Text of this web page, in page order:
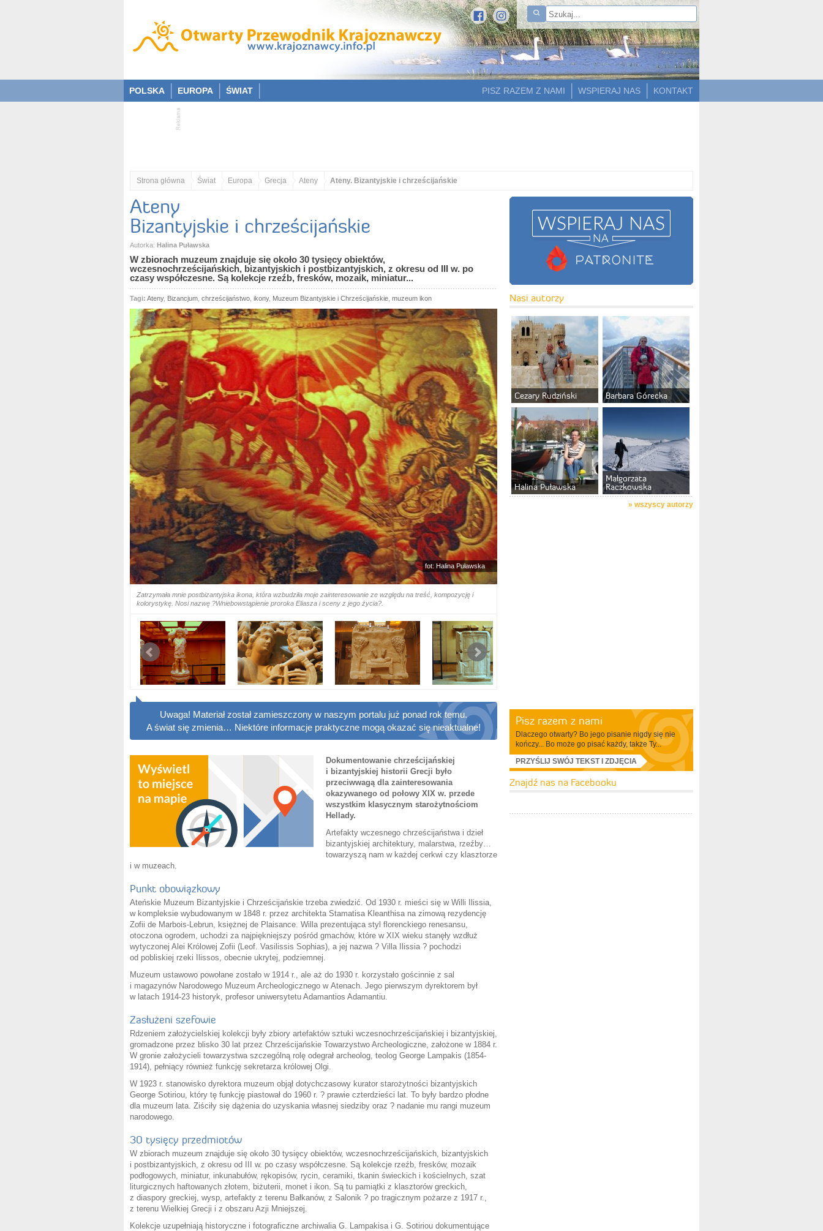
POLSKA EUROPA ŚWIAT KONTAKT
WSPIERAJ NAS
PISZ RAZEM Z NAMI
Strona główna Świat Europa Grecja Ateny Ateny. Bizantyjskie i chrześcijańskie
Ateny
Bizantyjskie i chrześcijańskie
Autorka: Halina Puławska
W zbiorach muzeum znajduje się około 30 tysięcy obiektów,
wczesnochrześcijańskich, bizantyjskich i postbizantyjskich, z okresu od III w. po
czasy współczesne. Są kolekcje rzeźb, fresków, mozaik, miniatur...
Tagi: Ateny, Bizancjum chrześcijaństwo ikony, Muzeum Bizantyjskie i Chrześcijańskie muzeum ikon
fot: Halina Puławska
Zatrzymała mnie postbizantyjska ikona, która wzbudziła moje zainteresowanie ze względu na treść, kompozycję i
kolorystykę. Nosi nazwę ?Wniebowstąpienie proroka Eliasza i sceny z jego życia?.
Uwaga! Materiał został zamieszczony w naszym portalu już ponad rok temu.
A świat się zmienia… Niektóre informacje praktyczne mogą okazać się nieaktualne!
Dokumentowanie chrześcijańskiej
i bizantyjskiej historii Grecji było
przeciwwagą dla zainteresowania
okazywanego od połowy XIX w. przede
wszystkim klasycznym starożytnościom
Hellady.
Artefakty wczesnego chrześcijaństwa i dzieł
bizantyjskiej architektury, malarstwa, rzeźby…
towarzyszą nam w każdej cerkwi czy klasztorze
i w muzeach.
Punkt obowiązkowy
Ateńskie Muzeum Bizantyjskie i Chrześcijańskie trzeba zwiedzić. Od 1930 r. mieści się w Willi Ilissia,
w kompleksie wybudowanym w 1848 r. przez architekta Stamatisa Kleanthisa na zimową rezydencję
Zofii de Marbois-Lebrun, księżnej de Plaisance. Willa prezentująca styl florenckiego renesansu,
otoczona ogrodem, uchodzi za najpiękniejszy pośród gmachów, które w XIX wieku stanęły wzdłuż
wytyczonej Alei Królowej Zofii (Leof. Vasilissis Sophias), a jej nazwa ? Villa Ilissia ? pochodzi
od pobliskiej rzeki Ilissos, obecnie ukrytej, podziemnej.
Muzeum ustawowo powołane zostało w 1914 r., ale aż do 1930 r. korzystało gościnnie z sal
i magazynów Narodowego Muzeum Archeologicznego w Atenach. Jego pierwszym dyrektorem był
w latach 1914-23 historyk, profesor uniwersytetu Adamantios Adamantiu.
Zasłużeni szefowie
Rdzeniem założycielskiej kolekcji były zbiory artefaktów sztuki wczesnochrześcijańskiej i bizantyjskiej,
gromadzone przez blisko 30 lat przez Chrześcijańskie Towarzystwo Archeologiczne, założone w 1884 r.
W gronie założycieli towarzystwa szczególną rolę odegrał archeolog, teolog George Lampakis (1854-
1914), pełniący również funkcję sekretarza królowej Olgi.
W 1923 r. stanowisko dyrektora muzeum objął dotychczasowy kurator starożytności bizantyjskich
George Sotiriou, który tę funkcję piastował do 1960 r. ? prawie czterdzieści lat. To były bardzo płodne
dla muzeum lata. Ziściły się dążenia do uzyskania własnej siedziby oraz ? nadanie mu rangi muzeum
narodowego.
30 tysięcy przedmiotów
W zbiorach muzeum znajduje się około 30 tysięcy obiektów, wczesnochrześcijańskich, bizantyjskich
i postbizantyjskich, z okresu od III w. po czasy współczesne. Są kolekcje rzeźb, fresków, mozaik
podłogowych, miniatur, inkunabułów, rękopisów, rycin, ceramiki, tkanin świeckich i kościelnych, szat
liturgicznych haftowanych złotem, biżuterii, monet i ikon. Są tu pamiątki z klasztorów greckich,
z diaspory greckiej, wysp, artefakty z terenu Bałkanów, z Salonik ? po tragicznym pożarze z 1917 r.,
z terenu Wielkiej Grecji i z obszaru Azji Mniejszej.
Kolekcje uzupełniają historyczne i fotograficzne archiwalia G. Lampakisa i G. Sotiriou dokumentujące
Nasi autorzy
Cezary Rudziński Barbara Górecka
Halina Puławska
Małgorzata
Raczkowska
» wszyscy autorzy
Pisz razem z nami
Dlaczego otwarty? Bo jego pisanie nigdy się nie
kończy... Bo może go pisać każdy, także Ty...
PRZYŚLIJ SWÓJ TEKST I ZDJĘCIA
Znajdź nas na Facebooku